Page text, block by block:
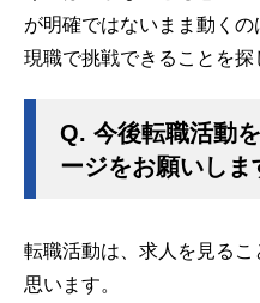
が明確ではないまま動く
現職で挑戦できることを探
Q. 今後転職活動
ージをお願いしま
転職活動は、求人を見る
思います。